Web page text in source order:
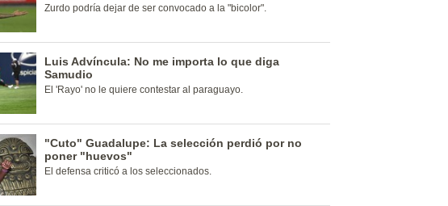
Zurdo podría dejar de ser convocado a la "bicolor".
Luis Advíncula: No me importa lo que diga
Samudio
El 'Rayo' no le quiere contestar al paraguayo.
"Cuto" Guadalupe: La selección perdió por no
poner "huevos"
El defensa criticó a los seleccionados.